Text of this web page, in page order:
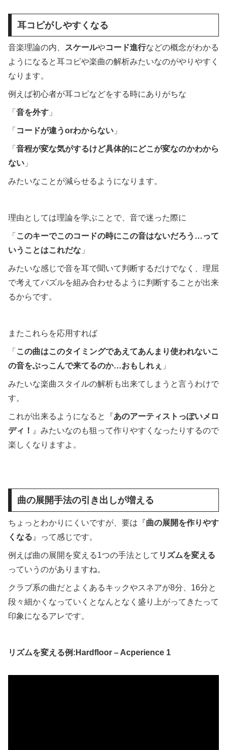
耳コピがしやすくなる
音楽理論の内、 スケールやコード進行などの概念がわかる
ようになると耳コピや楽曲の解析みたいなのがやりやすく
なります。
例えば初心者が耳コピなどをする時にありがちな
「 音を外す 」
「 コードが違うorわからない 」
「 音程が変な気がするけど具体的にどこが変なのかわから
ない 」
みたいなことが減らせるようになります。
理由としては理論を学ぶことで、音で迷った際に
「 このキーでこのコードの時にこの音はないだろう…って
いうことはこれだな 」
みたいな感じで音を耳で聞いて判断するだけでなく、理屈
で考えてパズルを組み合わせるように判断することが出来
るからです。
またこれらを応用すれば
「 この曲はこのタイミングであえてあんまり使われないこ
の音をぶっこんで来てるのか…おもしれぇ 」
みたいな楽曲スタイルの解析も出来てしまうと言うわけで
す。
これが出来るようになると『 あのアーティストっぽいメロ
ディ！ 』みたいなのも狙って作りやすくなったりするので
楽しくなりますよ。
曲の展開手法の引き出しが増える
ちょっとわかりにくいですが、要は『曲の展開を作りやす
くなる 』って感じです。
例えば曲の展開を変える1つの手法として リズムを変える
っていうのがありますね。
クラブ系の曲だとよくあるキックやスネアが8分、16分と
段々細かくなっていくとなんとなく盛り上がってきたって
印象になるアレです。
リズムを変える例:Hardfloor – Acperience 1